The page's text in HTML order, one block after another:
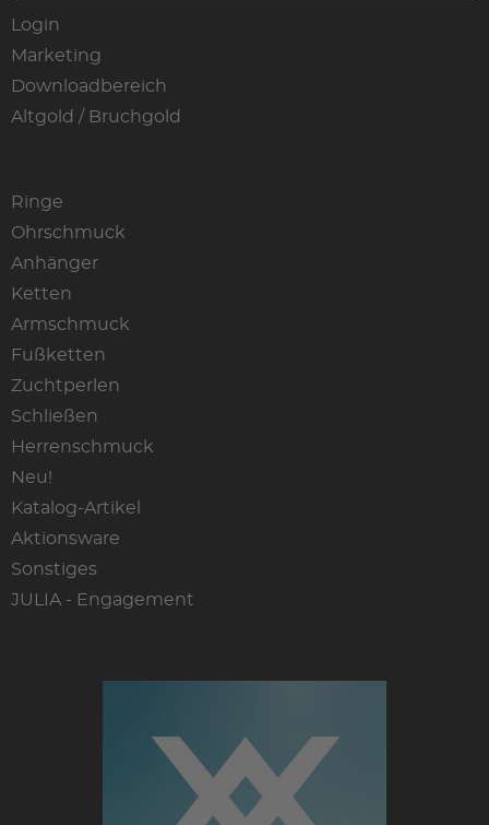
Login
Marketing
Downloadbereich
Altgold / Bruchgold
Ringe
Ohrschmuck
Anhänger
Ketten
Armschmuck
Fußketten
Zuchtperlen
Schließen
Herrenschmuck
Neu!
Katalog-Artikel
Aktionsware
Sonstiges
JULIA - Engagement